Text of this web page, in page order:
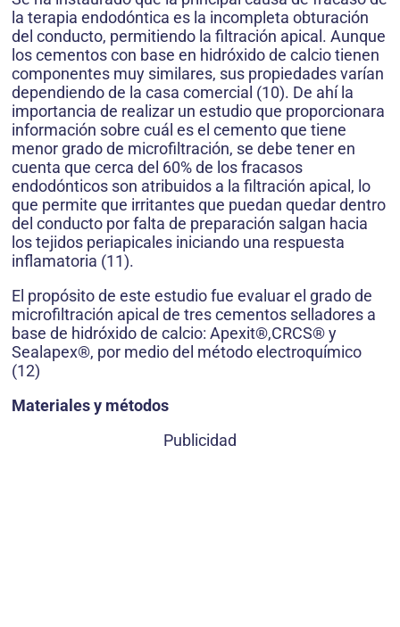
la terapia endodóntica es la incompleta obturación
del conducto, permitiendo la filtración apical. Aunque
los cementos con base en hidróxido de calcio tienen
componentes muy similares, sus propiedades varían
dependiendo de la casa comercial (10). De ahí la
importancia de realizar un estudio que proporcionara
información sobre cuál es el cemento que tiene
menor grado de microfiltración, se debe tener en
cuenta que cerca del 60% de los fracasos
endodónticos son atribuidos a la filtración apical, lo
que permite que irritantes que puedan quedar dentro
del conducto por falta de preparación salgan hacia
los tejidos periapicales iniciando una respuesta
inflamatoria (11).
El propósito de este estudio fue evaluar el grado de
microfiltración apical de tres cementos selladores a
base de hidróxido de calcio: Apexit®,CRCS® y
Sealapex®, por medio del método electroquímico
(12)
Materiales y métodos
Publicidad